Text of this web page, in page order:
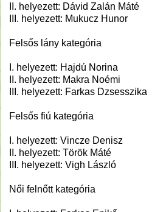
II. helyezett: Dávid Zalán Máté
III. helyezett: Mukucz Hunor
Felsős lány kategória
I. helyezett: Hajdú Norina
II. helyezett: Makra Noémi
III. helyezett: Farkas Dzsesszika
Felsős fiú kategória
I. helyezett: Vincze Denisz
II. helyezett: Török Máté
III. helyezett: Vigh László
Női felnőtt kategória